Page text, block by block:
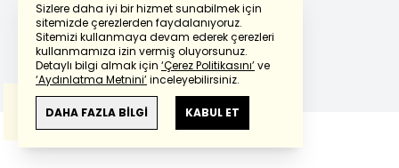
Sizlere daha iyi bir hizmet sunabilmek için
sitemizde çerezlerden faydalanıyoruz.
Sitemizi kullanmaya devam ederek çerezleri
kullanmamıza izin vermiş oluyorsunuz.
Detaylı bilgi almak için ‘Çerez Politikasını’ve
‘Aydınlatma Metnini’inceleyebilirsiniz.
DAHA FAZLA BİLGİ KABUL ET
Powered by Translate
Bu çevirideGoogle Transletekullanılmıştır.
Anlam ve çeviri hatalarından
haberturk.com
sorumlu değildir.